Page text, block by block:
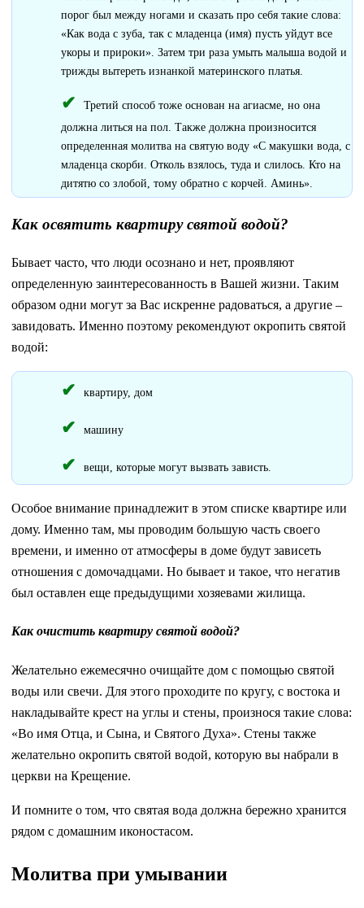
порог был между ногами и сказать про себя такие слова:
«Как вода с зуба, так с младенца (имя) пусть уйдут все
укоры и прироки». Затем три раза умыть малыша водой и
трижды вытереть изнанкой материнского платья.
Третий способ тоже основан на агиасме, но она
должна литься на пол. Также должна произносится
определенная молитва на святую воду «С макушки вода, с
младенца скорби. Отколь взялось, туда и слилось. Кто на
дитятю со злобой, тому обратно с корчей. Аминь».
Как освятить квартиру святой водой?
Бывает часто, что люди осознано и нет, проявляют
определенную заинтересованность в Вашей жизни. Таким
образом одни могут за Вас искренне радоваться, а другие –
завидовать. Именно поэтому рекомендуют окропить святой
водой:
квартиру, дом
машину
вещи, которые могут вызвать зависть.
Особое внимание принадлежит в этом списке квартире или
дому. Именно там, мы проводим большую часть своего
времени, и именно от атмосферы в доме будут зависеть
отношения с домочадцами. Но бывает и такое, что негатив
был оставлен еще предыдущими хозяевами жилища.
Как очистить квартиру святой водой?
Желательно ежемесячно очищайте дом с помощью святой
воды или свечи. Для этого проходите по кругу, с востока и
накладывайте крест на углы и стены, произнося такие слова:
«Во имя Отца, и Сына, и Святого Духа». Стены также
желательно окропить святой водой, которую вы набрали в
церкви на Крещение.
И помните о том, что святая вода должна бережно хранится
рядом с домашним иконостасом.
Молитва при умывании